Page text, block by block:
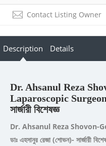
Contact Listing Owner
Description Details
Dr. Ahsanul Reza
Laparoscopic Surgeon
সার্জারী বিশেষজ্ঞ
Dr. Ahsanul Reza Shovon-
ডাঃ এহসানুর রেজা (শোভন)- সার্জারী